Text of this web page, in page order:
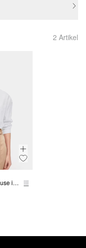
2 Artikel
Popeline-Hemdbluse im Relaxed Fit